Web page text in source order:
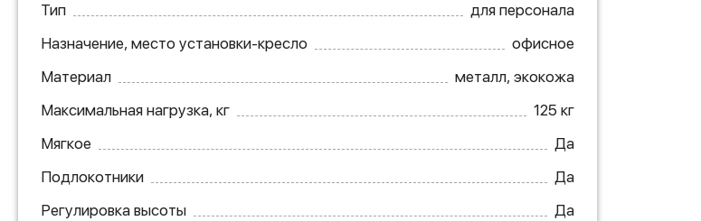
Тип
для персонала
Назначение, место установки-кресло
офисное
Материал
металл, экокожа
Максимальная нагрузка, кг
125 кг
Мягкое
Да
Подлокотники
Да
Регулировка высоты
Да